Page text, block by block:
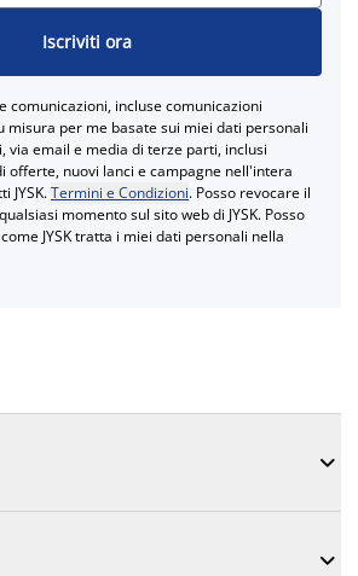
Iscriviti ora
comunicazioni, incluse comunicazioni
misura per me basate sui miei dati personali
via email e media di terze parti, inclusi
offerte, nuovi lanci e campagne nell'intera
JYSK.Termini e Condizioni. Posso revocare il
momento sul sito web di JYSK. Posso
JYSK tratta i miei dati personali nella

